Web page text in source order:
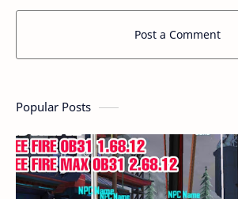
Post a Comment
Popular Posts